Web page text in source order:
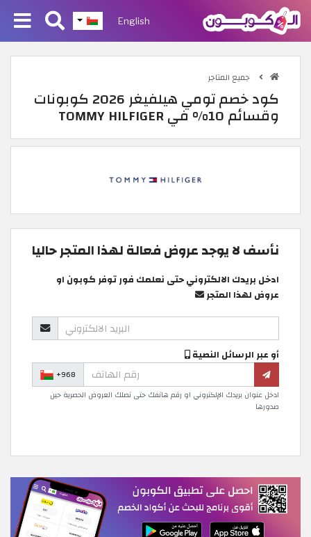
English
جميع المتاجر
كود خصم تومي هيلفيغر 2026 كوبونات
وقسائم 10% في TOMMY HILFIGER
نأسف لا يوجد عروض فعالة لهذا المتجر حاليا
ادخل بريدك الالكتروني حتى نعلمك فور توفر كوبون او
عروض لهذا المتجر
أو عبر الرسائل النصية
+968
ادخل عنوان بريدك الإلكتروني او رقم هاتفك حتى تصلك العروض الحصرية حين
صدورها